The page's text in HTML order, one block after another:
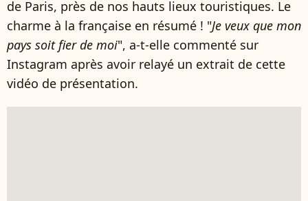
de Paris, près de nos hauts lieux touristiques. Le
charme à la française en résumé ! "Je veux que mon
pays soit fier de moi", a-t-elle commenté sur
Instagram après avoir relayé un extrait de cette
vidéo de présentation.